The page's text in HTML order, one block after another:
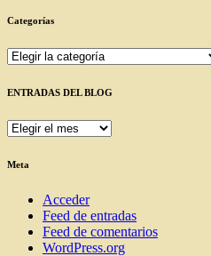
Categorías
Categorías
ENTRADAS DEL BLOG
ENTRADAS
BLOG
Meta
Acceder
Feed de entradas
Feed de comentarios
WordPress.org